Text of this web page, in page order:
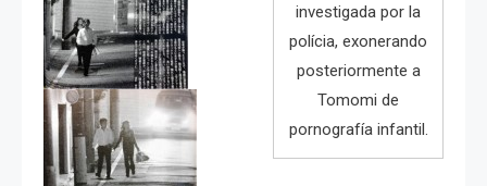
investigada por la
polícia, exonerando
posteriormente a
Tomomi de
pornografía infantil.